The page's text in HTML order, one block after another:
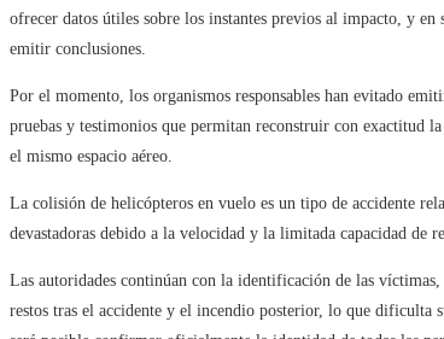
ofrecer datos útiles sobre los instantes previos al impacto, y en
emitir conclusiones.
Por el momento, los organismos responsables han evitado
pruebas y testimonios que permitan reconstruir con exactitud
el mismo espacio aéreo.
La colisión de helicópteros en vuelo es un tipo de accidente
devastadoras debido a la velocidad y la limitada capacidad de
Las autoridades continúan con la identificación de las
restos tras el accidente y el incendio posterior, lo que dificulta